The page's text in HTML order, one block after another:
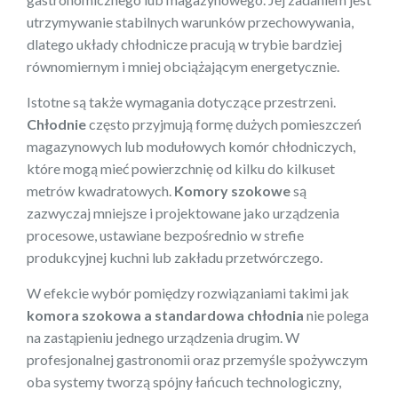
utrzymywanie stabilnych warunków przechowywania,
dlatego układy chłodnicze pracują w trybie bardziej
równomiernym i mniej obciążającym energetycznie.
Istotne są także wymagania dotyczące przestrzeni.
Chłodnieczęsto przyjmują formę dużych pomieszczeń
magazynowych lub modułowych komór chłodniczych,
które mogą mieć powierzchnię od kilku do kilkuset
metrów kwadratowych. Komory szokowesą
zazwyczaj mniejsze i projektowane jako urządzenia
procesowe, ustawiane bezpośrednio w strefie
produkcyjnej kuchni lub zakładu przetwórczego.
W efekcie wybór pomiędzy rozwiązaniami takimi jak
komora szokowa a standardowa chłodnia nie polega
na zastąpieniu jednego urządzenia drugim. W
profesjonalnej gastronomii oraz przemyśle spożywczym
oba systemy tworzą spójny łańcuch technologiczny,